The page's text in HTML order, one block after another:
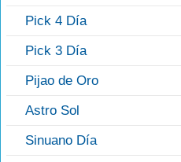
Pick 4 Día
Pick 3 Día
Pijao de Oro
Astro Sol
Sinuano Día